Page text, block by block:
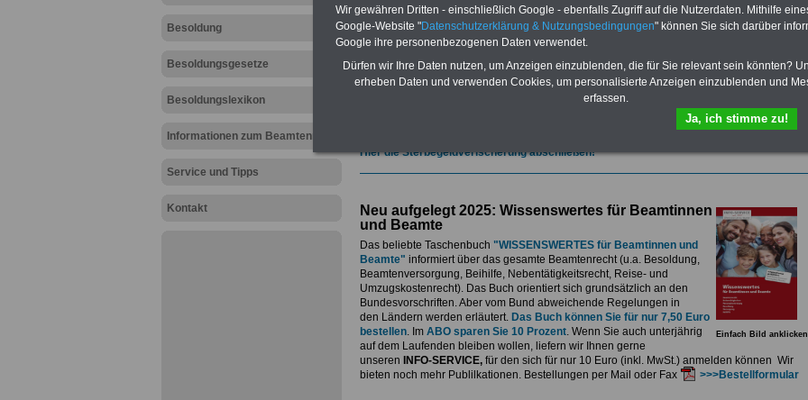
Besoldung
Besoldungsgesetze
Besoldungslexikon
Informationen zum Beamtenrecht
Service und Tipps
Kontakt
und ausdrucken:Wissenswertes zum Beamtenrecht, Besoldung, Versorgung,
Beihilfe sowieNebentätigkeitsrecht, Tarifrecht, Berufseinstieg und Frauen im
öffentlichen Dienst>>>mehr Informationen
ACHTUNG Nachzahlung für alle Beamtinnen und Beamten des Bundes wegen
amtsangemessener Alimentation
Teilweise 5-stellige Nachzahlungen für Beamtinnen & Beamte im Bund (mit Bahn,
Post, Telekom und Postbank) sowwie einigen Ländern durch die Neuordnung der
>>>zur (Vor)Bestellung
Hier die Sterbegeldverischerung abschließen!
Einfach Bild anklicken
Neu aufgelegt 2025: Wissenswertes für Beamtinnen
und Beamte
Das beliebte Taschenbuch "WISSENSWERTES für Beamtinnen und
Beamte" informiert über das gesamte Beamtenrecht (u.a. Besoldung,
Beamtenversorgung, Beihilfe, Nebentätigkeitsrecht, Reise- und
Umzugskostenrecht). Das Buch orientiert sich grundsätzlich an den
Bundesvorschriften. Aber vom Bund abweichende Regelungen in
den Ländern werden erläutert. Das Buch können Sie für nur 7,50 Euro
bestellen. Im ABO sparen Sie 10 Prozent. Wenn Sie auch unterjährig
auf dem Laufenden bleiben wollen, liefern wir Ihnen gerne
unseren
INFO-SERVICE, für den sich für nur 10 Euro (inkl. MwSt.) anmelden können Wir
bieten noch mehr Publilkationen. Bestellungen per Mail oder Fax
>>>Bestellformular
Wir gewähren Dritten - einschließlich Google - ebenfalls Zugriff auf die Nutzerdaten. Mithilfe
Google-Website "Datenschutzerklärung & Nutzungsbedingungen" können Sie sich darüber
Google ihre personenbezogenen Daten verwendet.
Dürfen wir Ihre Daten nutzen, um Anzeigen einzublenden, die für Sie relevant sein könnten?
erheben Daten und verwenden Cookies, um personalisierte Anzeigen einzublenden und
erfassen.
Ja, ich stimme zu!